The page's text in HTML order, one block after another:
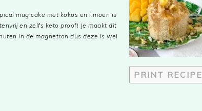
PRINT RECIPE
mug cake met kokos en limoen is
en zelfs keto proof! Je maakt dit
in de magnetron dus deze is wel